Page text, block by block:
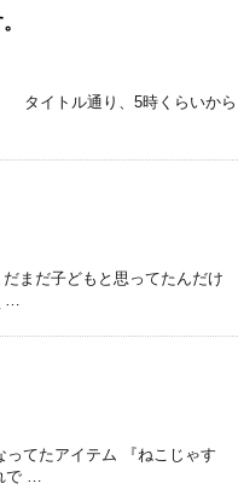
タイトル通り、5時くらいから
まだ子どもと思ってたんだけ
…
てたアイテム 『ねこじゃす
で …